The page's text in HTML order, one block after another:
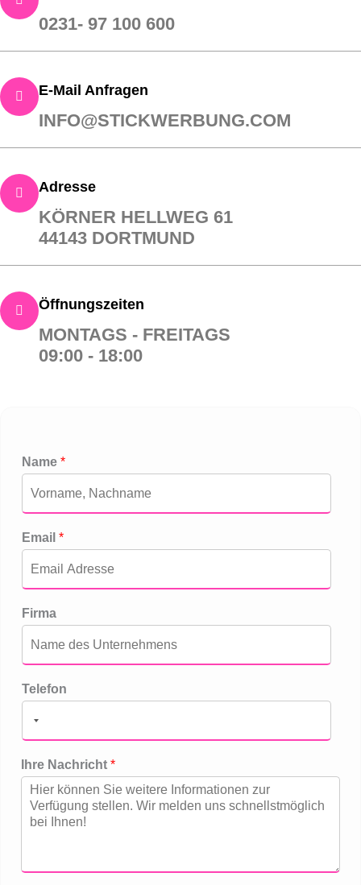
0231- 97 100 600
E-Mail Anfragen
INFO@STICKWERBUNG.COM
Adresse
KÖRNER HELLWEG 61
44143 DORTMUND
Öffnungszeiten
MONTAGS - FREITAGS
09:00 - 18:00
Name *
Email *
Firma
Telefon
Ihre Nachricht *